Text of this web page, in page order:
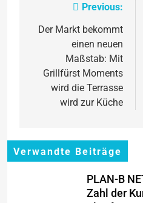
Previous:
Der Markt bekommt
einen neuen
Maßstab: Mit
Grillfürst Moments
wird die Terrasse
wird zur Küche
Verwandte Beiträge
PLAN-B
Zahl der